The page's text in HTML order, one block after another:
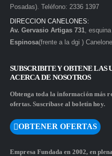
Posadas). Teléfono: 2336 1397
DIRECCION CANELONES:
Av. Gervasio Artigas 731 , esquina
Espinosa(frente a la dgi )
SUBSCRIBITE Y OBTENE LAS
ACERCA DE NOSOTROS
Obtenga toda la información más
ofertas. Suscríbase al boletín hoy.
OBTENER OFERTAS
Empresa Fundada en 2002, en